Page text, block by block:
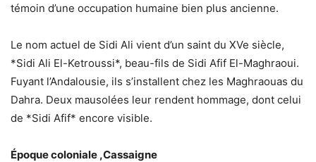
témoin d’une occupation humaine bien plus ancienne.
Le nom actuel de Sidi Ali vient d’un saint du XVe siècle,
*Sidi Ali El-Ketroussi*, beau-fils de Sidi Afif El-Maghraoui.
Fuyant l’Andalousie, ils s’installent chez les Maghraouas du
Dahra. Deux mausolées leur rendent hommage, dont celui
de *Sidi Afif* encore visible.
Époque coloniale ,Cassaigne